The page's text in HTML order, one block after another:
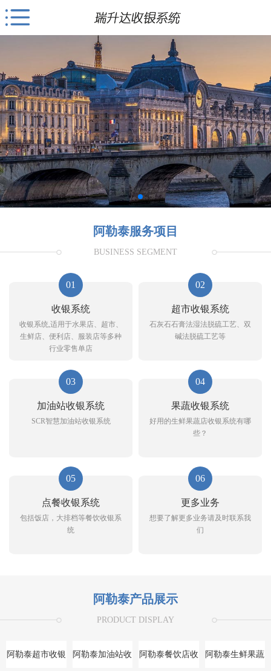
阿勒泰服务项目
BUSINESS SEGMENT
01
收银系统
收银系统,适用于水果店、超市、
生鲜店、便利店、服装店等多种
行业零售单店
02
超市收银系统
石灰石石膏法湿法脱硫工艺、双
碱法脱硫工艺等
03
加油站收银系统
SCR智慧加油站收银系统
04
果蔬收银系统
好用的生鲜果蔬店收银系统有哪
些？
05
点餐收银系统
包括饭店，大排档等餐饮收银系
统
06
更多业务
想要了解更多业务请及时联系我
们
阿勒泰产品展示
PRODUCT DISPLAY
阿勒泰超市收银 阿勒泰加油站收 阿勒泰餐饮店收 阿勒泰生鲜果蔬